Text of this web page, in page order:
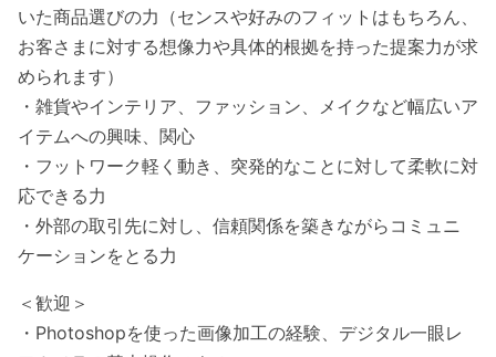
いた商品選びの力（センスや好みのフィットはもちろん、
お客さまに対する想像力や具体的根拠を持った提案力が求
められます）
・雑貨やインテリア、ファッション、メイクなど幅広いア
イテムへの興味、関心
・フットワーク軽く動き、突発的なことに対して柔軟に対
応できる力
・外部の取引先に対し、信頼関係を築きながらコミュニ
ケーションをとる力
＜歓迎＞
・Photoshopを使った画像加工の経験、デジタル一眼レ